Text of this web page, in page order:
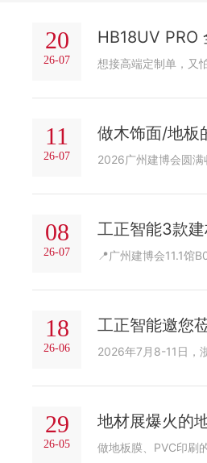
20
26-07
HB18UV PRO
11
26-07
做木饰面/地板
08
26-07
工正智能3款
18
26-06
工正智能邀您
29
26-05
地材展爆火的